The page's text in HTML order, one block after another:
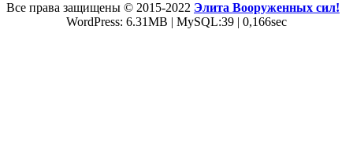
Все права защищены © 2015-2022 Элита Вооруженных сил!
WordPress: 6.31MB | MySQL:39 | 0,166sec